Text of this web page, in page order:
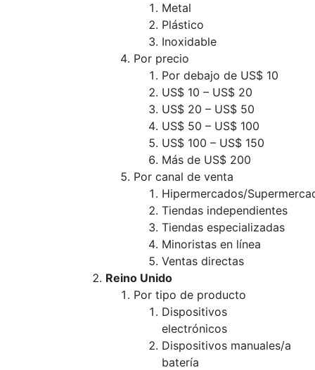
Metal
Plástico
Inoxidable
Por precio
Por debajo de US$ 10
US$ 10 – US$ 20
US$ 20 – US$ 50
US$ 50 – US$ 100
US$ 100 – US$ 150
Más de US$ 200
Por canal de venta
Hipermercados/
Tiendas independientes
Tiendas especializadas
Minoristas en línea
Ventas directas
Reino Unido
Por tipo de producto
Dispositivos
electrónicos
Dispositivos manuales/a
batería